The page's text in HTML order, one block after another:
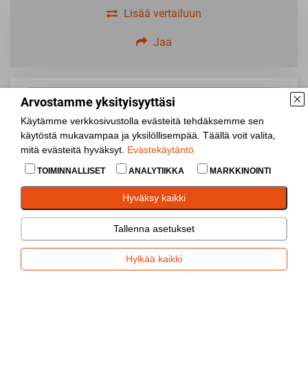
Arvostamme yksityisyyttäsi
Käytämme verkkosivustolla evästeitä tehdäksemme sen
käytöstä mukavampaa ja yksilöllisempää. Täällä voit valita,
mitä evästeitä hyväksyt. Evästekäytäntö
TOIMINNALLISET ANALYTIIKKA MARKKINOINTI
Hyväksy kaikki
Tallenna asetukset
Hylkää kaikki
Lisää vertailuun
Jaa